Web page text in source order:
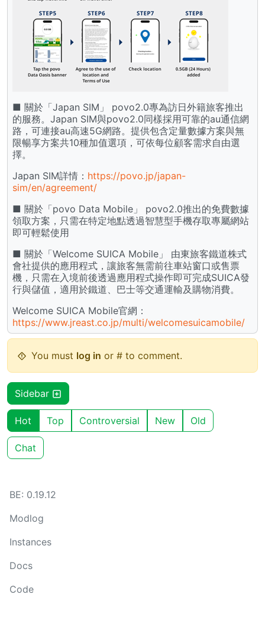
■ 關於「Japan SIM」 povo2.0專為訪日外籍旅客推出
的服務。Japan SIM與povo2.0同樣採用可靠的au通信網
路，可連接au高速5G網路。提供包含定量數據方案與無
限暢享方案共10種加值選項，可依每位顧客需求自由選
擇。
Japan SIM詳情： https://povo.jp/japan-
sim/en/agreement/
■ 關於「povo Data Mobile」 povo2.0推出的免費數據
領取方案，只需在特定地點透過智慧型手機存取專屬網站
即可輕鬆使用
■ 關於「Welcome SUICA Mobile」 由東旅客鐵道株式
會社提供的應用程式，讓旅客無需前往車站窗口或售票
機，只需在入境前後透過應用程式操作即可完成SUICA發
行與儲值，適用於鐵道、巴士等交通運輸及購物消費。
Welcome SUICA Mobile官網：
https://www.jreast.co.jp/multi/welcomesuicamobile/
You must log in or # to comment.
Sidebar
Hot Top Controversial New Old
Chat
BE: 0.19.12
Modlog
Instances
Docs
Code